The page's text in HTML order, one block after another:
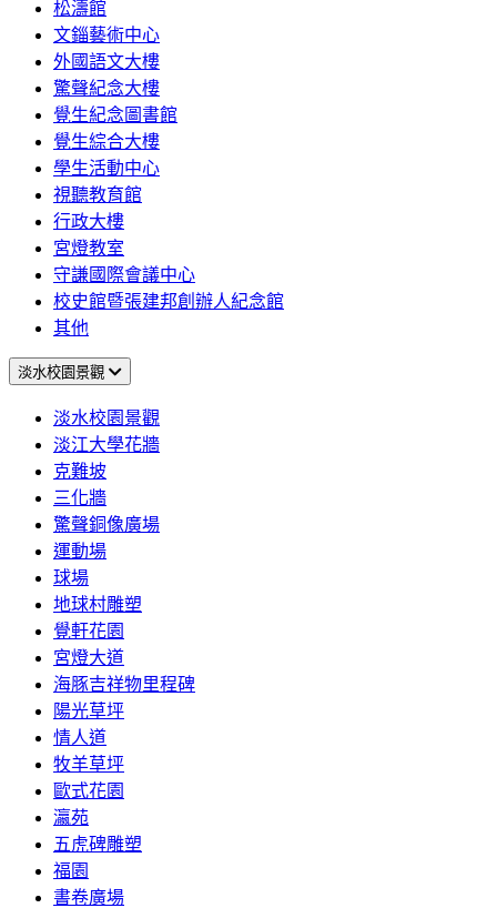
松濤館
文錙藝術中心
外國語文大樓
驚聲紀念大樓
覺生紀念圖書館
覺生綜合大樓
學生活動中心
視聽教育館
行政大樓
宮燈教室
守謙國際會議中心
校史館暨張建邦創辦人紀念館
其他
淡水校園景觀
淡水校園景觀
淡江大學花牆
克難坡
三化牆
驚聲銅像廣場
運動場
球場
地球村雕塑
覺軒花園
宮燈大道
海豚吉祥物里程碑
陽光草坪
情人道
牧羊草坪
歐式花園
瀛苑
五虎碑雕塑
福園
書卷廣場